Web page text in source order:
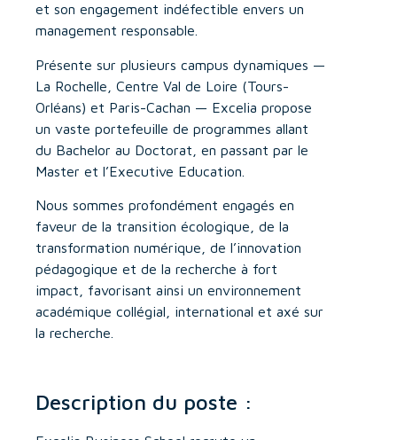
et son engagement indéfectible envers un
management responsable.
Présente sur plusieurs campus dynamiques —
La Rochelle, Centre Val de Loire (Tours-
Orléans) et Paris-Cachan — Excelia propose
un vaste portefeuille de programmes allant
du Bachelor au Doctorat, en passant par le
Master et l’Executive Education.
Nous sommes profondément engagés en
faveur de la transition écologique, de la
transformation numérique, de l’innovation
pédagogique et de la recherche à fort
impact, favorisant ainsi un environnement
académique collégial, international et axé sur
la recherche.
Description du poste :